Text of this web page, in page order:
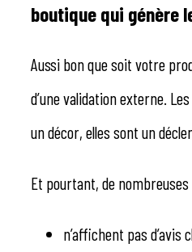
boutique qui génère
Aussi bon que soit votre
d’une validation externe.
un décor, elles sont un
Et pourtant, de
n’affichent pas d’avis